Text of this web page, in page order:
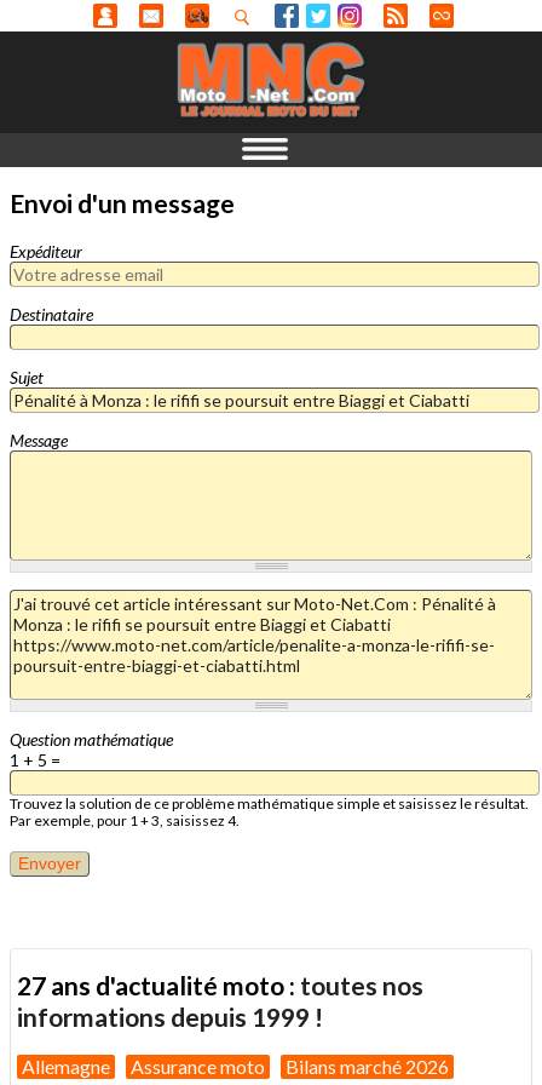
Envoi d'un message
Expéditeur
Destinataire
Sujet
Message
Question mathématique
1 + 5 =
Trouvez la solution de ce problème mathématique simple et saisissez le résultat.
Par exemple, pour 1 + 3, saisissez 4.
27 ans d'actualité moto : toutes nos
informations depuis 1999 !
Allemagne Assurance moto Bilans marché 2026